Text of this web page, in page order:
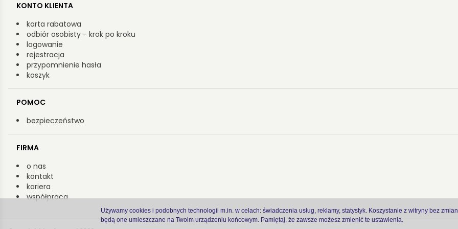
Używamy cookies i podobnych technologii m.in. w celach: świadczenia usług, reklamy, statystyk. Koszystanie z witryny bez
będą one umieszczane na Twoim urządzeniu końcowym. Pamiętaj, że zawsze możesz zmienić te ustawienia.
KONTO KLIENTA
karta rabatowa
odbiór osobisty - krok po kroku
logowanie
rejestracja
przypomnienie hasła
koszyk
POMOC
bezpieczeństwo
FIRMA
o nas
kontakt
kariera
współpraca